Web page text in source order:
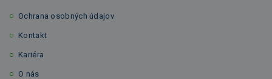
Ochrana osobných údajov
Kontakt
Kariéra
O nás